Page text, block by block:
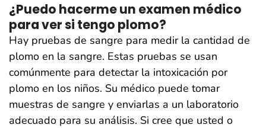
¿Puedo hacerme un examen médico
para ver si tengo plomo?
Hay pruebas de sangre para medir la cantidad de
plomo en la sangre. Estas pruebas se usan
comúnmente para detectar la intoxicación por
plomo en los niños. Su médico puede tomar
muestras de sangre y enviarlas a un laboratorio
adecuado para su análisis. Si cree que usted o